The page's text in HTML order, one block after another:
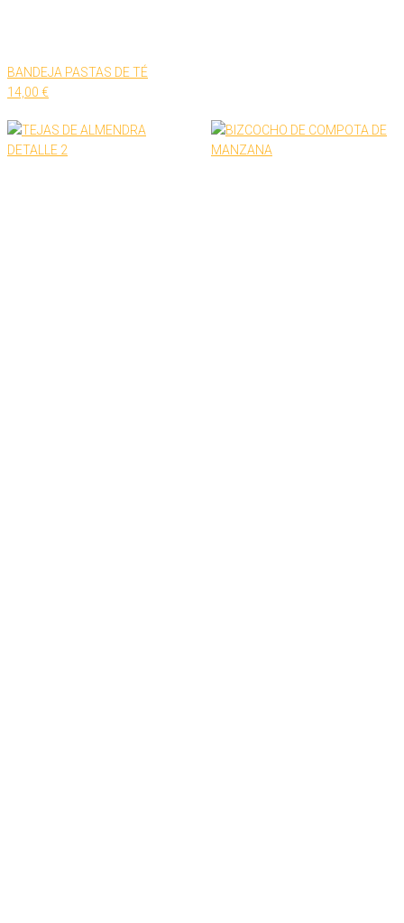
BANDEJA PASTAS DE TÉ
14,00 €